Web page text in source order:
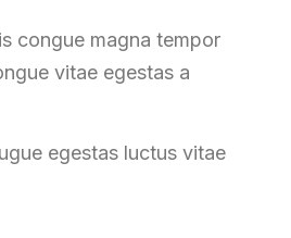
congue magna tempor
vitae egestas a
egestas luctus vitae